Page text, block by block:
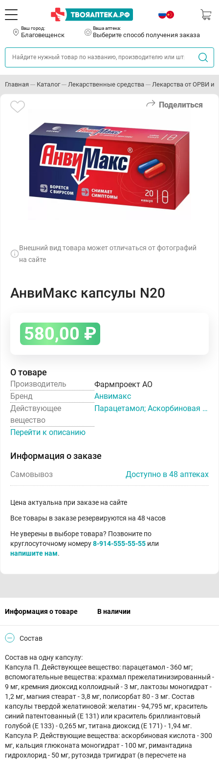
Ваш город:
Благовещенск
Ваша аптека:
Выберите способ получения заказа
Главная Каталог Лекарственные средства Лекарства от ОРВИ и
Поделиться
Внешний вид товара может отличаться от фотографий
на сайте
АнвиМакс капсулы N20
580,00 ₽
О товаре
Производитель
Фармпроект АО
Бренд
Анвимакс
Действующее
вещество
Парацетамол; Аскорбиновая кислота+Кальция глюконат+Лоратадин+Римантадин+Рутозид
Перейти к описанию
Информация о заказе
Самовывоз Доступно в 48 аптеках
Цена актуальна при заказе на сайте
Все товары в заказе резервируются на 48 часов
Не уверены в выборе товара? Позвоните по
круглосуточному номеру8-914-555-55-55 или
напишите нам.
Информация о товаре В наличии
Состав
Состав на одну капсулу:
Капсула П. Действующее вещество: парацетамол - 360 мг;
вспомогательные вещества: крахмал прежелатинизированный -
9 мг, кремния диоксид коллоидный - 3 мг, лактозы моногидрат -
1,2 мг, магния стеарат - 3,8 мг, полисорбат 80 - 3 мг. Состав
капсулы твердой желатиновой: желатин - 94,795 мг, краситель
синий патентованный (Е 131) или краситель бриллиантовый
голубой (Е 133) - 0,265 мг, титана диоксид (Е 171) - 1,94 мг.
Капсула Р. Действующие вещества: аскорбиновая кислота - 300
мг, кальция глюконата моногидрат - 100 мг, римантадина
гидрохлорид - 50 мг, рутозида тригидрат (в пересчете на